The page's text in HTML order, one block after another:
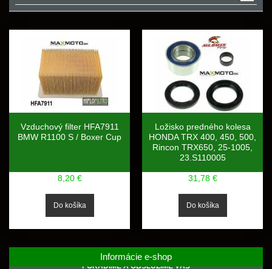
Vzduchový filter HFA7911
BMW R1100 S / Boxer Cup
8,20 €
Ložisko predného kolesa
HONDA TRX 400, 450, 500,
Rincon TRX650, 25-1005,
23.S110005
31,78 €
Informácie e-shop
PORADÍME A OBSLÚŽIME VÁS